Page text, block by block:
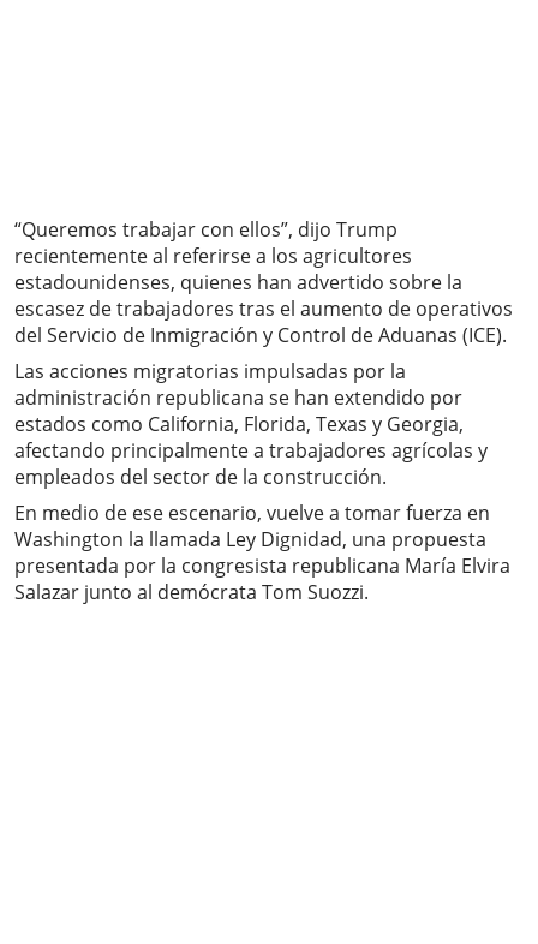
“Queremos trabajar con ellos”, dijo Trump
recientemente al referirse a los agricultores
estadounidenses, quienes han advertido sobre la
escasez de trabajadores tras el aumento de operativos
del Servicio de Inmigración y Control de Aduanas (ICE).
Las acciones migratorias impulsadas por la
administración republicana se han extendido por
estados como California, Florida, Texas y Georgia,
afectando principalmente a trabajadores agrícolas y
empleados del sector de la construcción.
En medio de ese escenario, vuelve a tomar fuerza en
Washington la llamada Ley Dignidad, una propuesta
presentada por la congresista republicana María Elvira
Salazar junto al demócrata Tom Suozzi.